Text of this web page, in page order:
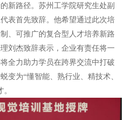
新路径。苏州工学院研究生处副
表首先致辞。他希望通过此次培
、可推广的复合型人才培养新路
刘杰致辞表示，企业有责任将一
全力助力学员在跨界交流中打破
变为“懂智能、熟行业、精技术、